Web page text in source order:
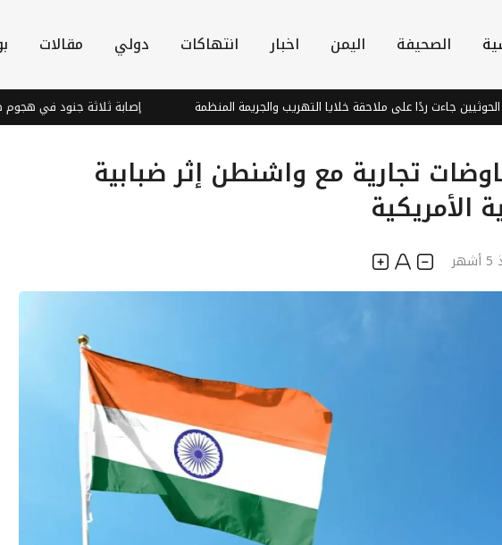
الصحيفة اليمن اخبار انتهاكات دولي مقالات
على ملاحقة خلايا التهريب والجريمة المنظمة إصابة ثلاثة جنود في هجوم طائرة
تجارية مع واشنطن إثر ضبابية
الأمريكية